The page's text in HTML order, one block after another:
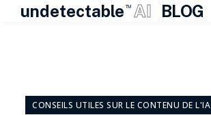
undetectable TM AI BLOG
contentCONSEILS UTILES SUR LE CONTENU DE L'IA